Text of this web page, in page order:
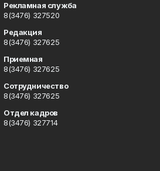
Рекламная служба
8(3476) 327520
Редакция
8(3476) 327625
Приемная
8(3476) 327625
Сотрудничество
8(3476) 327625
Отдел кадров
8(3476) 327714